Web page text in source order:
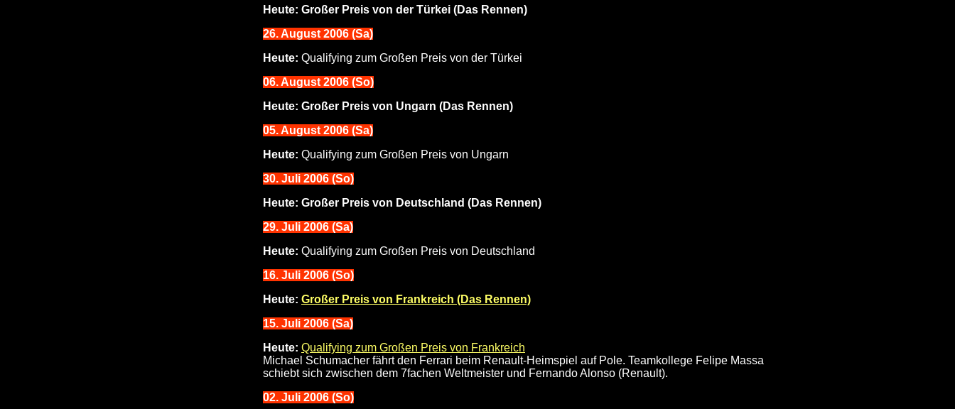
Heute: Großer Preis von der Türkei (Das Rennen)
26. August 2006 (Sa)
Heute: Qualifying zum Großen Preis von der Türkei
06. August 2006 (So)
Heute: Großer Preis von Ungarn (Das Rennen)
05. August 2006 (Sa)
Heute: Qualifying zum Großen Preis von Ungarn
30. Juli 2006 (So)
Heute: Großer Preis von Deutschland (Das Rennen)
29. Juli 2006 (Sa)
Heute: Qualifying zum Großen Preis von Deutschland
16. Juli 2006 (So)
Heute: Großer Preis von Frankreich (Das Rennen)
15. Juli 2006 (Sa)
Heute: Qualifying zum Großen Preis von Frankreich
Michael Schumacher fährt den Ferrari beim Renault-Heimspiel auf Pole. Teamkollege Felipe Massa
schiebt sich zwischen dem 7fachen Weltmeister und Fernando Alonso (Renault).
02. Juli 2006 (So)